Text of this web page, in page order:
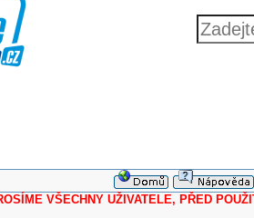
VŠECHNY UŽIVATELE, PŘED